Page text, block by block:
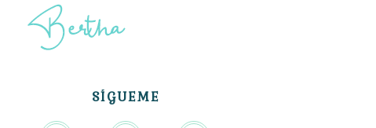
SÍGUEME